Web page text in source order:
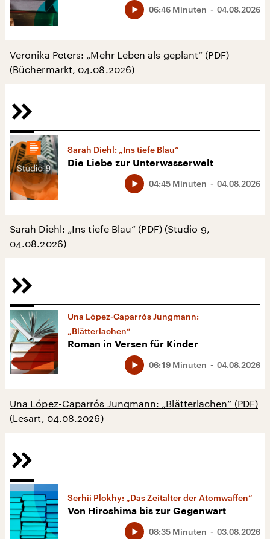
04.08.2026
06:46 Minuten
Veronika Peters: „Mehr Leben als geplant“ (PDF)
(Büchermarkt, 04.08.2026)
Sarah Diehl: „Ins tiefe Blau“
Die Liebe zur Unterwasserwelt
04.08.2026
04:45 Minuten
Sarah Diehl: „Ins tiefe Blau“ (PDF)(Studio 9,
04.08.2026)
Una López-Caparrós Jungmann:
„Blätterlachen“
Roman in Versen für Kinder
04.08.2026
06:19 Minuten
Una López-Caparrós Jungmann: „Blätterlachen“ (PDF)
(Lesart, 04.08.2026)
Serhii Plokhy: „Das Zeitalter der Atomwaffen“
Von Hiroshima bis zur Gegenwart
03.08.2026
08:35 Minuten